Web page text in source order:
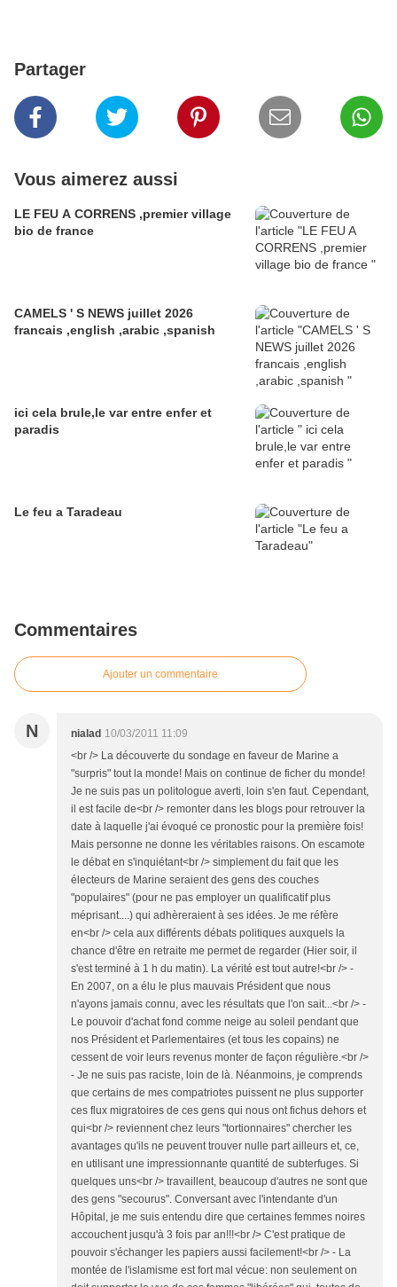
Partager
Vous aimerez aussi
LE FEU A CORRENS ,premier village
bio de france
CAMELS ' S NEWS juillet 2026
francais ,english ,arabic ,spanish
ici cela brule,le var entre enfer et
paradis
Le feu a Taradeau
Commentaires
Ajouter un commentaire
N nialad 10/03/2011 11:09
<br /> La découverte du sondage en faveur de Marine a
"surpris" tout la monde! Mais on continue de ficher du monde!
Je ne suis pas un politologue averti, loin s'en faut. Cependant,
il est facile de<br /> remonter dans les blogs pour retrouver la
date à laquelle j'ai évoqué ce pronostic pour la première fois!
Mais personne ne donne les véritables raisons. On escamote
le débat en s'inquiétant<br /> simplement du fait que les
électeurs de Marine seraient des gens des couches
"populaires" (pour ne pas employer un qualificatif plus
méprisant....) qui adhèreraient à ses idées. Je me réfère
en<br /> cela aux différents débats politiques auxquels la
chance d'être en retraite me permet de regarder (Hier soir, il
s'est terminé à 1 h du matin). La vérité est tout autre!<br /> -
En 2007, on a élu le plus mauvais Président que nous
n'ayons jamais connu, avec les résultats que l'on sait...<br /> -
Le pouvoir d'achat fond comme neige au soleil pendant que
nos Président et Parlementaires (et tous les copains) ne
cessent de voir leurs revenus monter de façon régulière.<br />
- Je ne suis pas raciste, loin de là. Néanmoins, je comprends
que certains de mes compatriotes puissent ne plus supporter
ces flux migratoires de ces gens qui nous ont fichus dehors et
qui<br /> reviennent chez leurs "tortionnaires" chercher les
avantages qu'ils ne peuvent trouver nulle part ailleurs et, ce,
en utilisant une impressionnante quantité de subterfuges. Si
quelques uns<br /> travaillent, beaucoup d'autres ne sont que
des gens "secourus". Conversant avec l'intendante d'un
Hôpital, je me suis entendu dire que certaines femmes noires
accouchent jusqu'à 3 fois par an!!!<br /> C'est pratique de
pouvoir s'échanger les papiers aussi facilement!<br /> - La
montée de l'islamisme est fort mal vécue: non seulement on